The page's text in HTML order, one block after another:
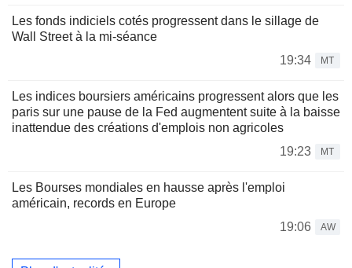
Les fonds indiciels cotés progressent dans le sillage de
Wall Street à la mi-séance
19:34
MT
Les indices boursiers américains progressent alors que les
paris sur une pause de la Fed augmentent suite à la baisse
inattendue des créations d'emplois non agricoles
19:23
MT
Les Bourses mondiales en hausse après l'emploi
américain, records en Europe
19:06
AW